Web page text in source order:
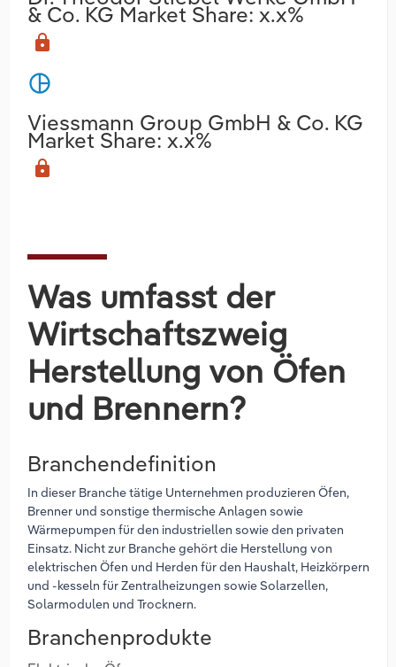
& Co. KG Market Share: x.x%
lock
pie_chart
Viessmann Group GmbH & Co. KG
Market Share: x.x%
lock
Was umfasst der
Wirtschaftszweig
Herstellung von Öfen
und Brennern?
Branchendefinition
In dieser Branche tätige Unternehmen produzieren Öfen,
Brenner und sonstige thermische Anlagen sowie
Wärmepumpen für den industriellen sowie den privaten
Einsatz. Nicht zur Branche gehört die Herstellung von
elektrischen Öfen und Herden für den Haushalt, Heizkörpern
und -kesseln für Zentralheizungen sowie Solarzellen,
Solarmodulen und Trocknern.
Branchenprodukte